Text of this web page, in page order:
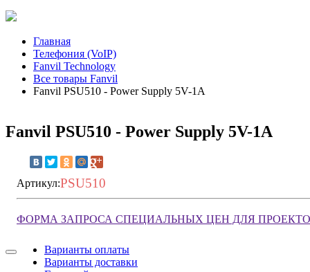
Главная
Телефония (VoIP)
Fanvil Technology
Все товары Fanvil
Fanvil PSU510 - Power Supply 5V-1A
Fanvil PSU510 - Power Supply 5V-1A
Артикул:PSU510
ФОРМА ЗАПРОСА СПЕЦИАЛЬНЫХ ЦЕН ДЛЯ
Варианты оплаты
Варианты доставки